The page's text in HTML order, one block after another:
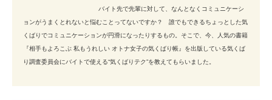
バイト先で先輩に対して、なんとなくコミュニケーシ
ョンがうまくとれないと悩むことってないですか？ 誰でもできるちょっとした気
くばりでコミュニケーションが円滑になったりするもの。そこで、今、人気の書籍
『相手もよろこぶ 私もうれしい オトナ女子の気くばり帳』を出版している気くば
り調査委員会にバイトで使える“気くばりテク”を教えてもらいました。